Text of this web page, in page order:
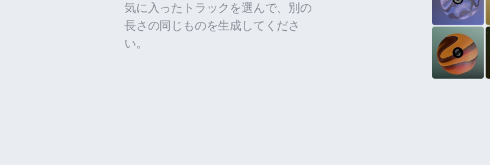
気に入ったトラックを選んで、別の
長さの同じものを生成してくださ
い。